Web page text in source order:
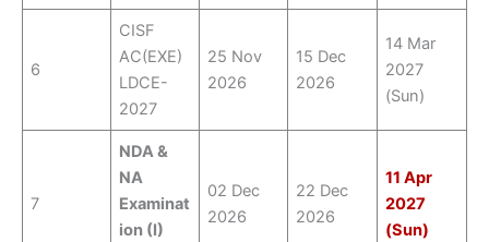
6
CISF
AC(EXE)
LDCE-
2027
25 Nov
2026
15 Dec
2026
14 Mar
2027
(Sun)
7
NDA &
NA
Examinat
ion (I)
02 Dec
2026
22 Dec
2026
11 Apr
2027
(Sun)